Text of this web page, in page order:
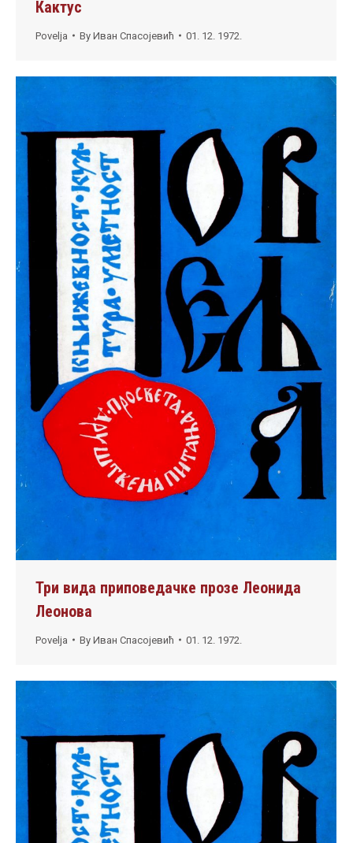
Кактус
Povelja By Иван Спасојевић 01. 12. 1972.
Три вида приповедачке прозе Леонида
Леонова
Povelja By Иван Спасојевић 01. 12. 1972.